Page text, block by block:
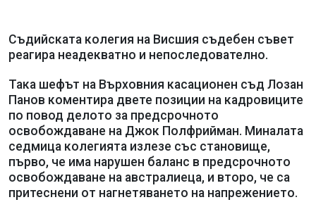
Съдийската колегия на Висшия съдебен съвет
реагира неадекватно и непоследователно.
Така шефът на Върховния касационен съд Лозан
Панов коментира двете позиции на кадровиците
по повод делото за предсрочното
освобождаване на Джок Полфрийман. Миналата
седмица колегията излезе със становище,
първо, че има нарушен баланс в предсрочното
освобождаване на австралиеца, и второ, че са
притеснени от нагнетяването на напрежението.